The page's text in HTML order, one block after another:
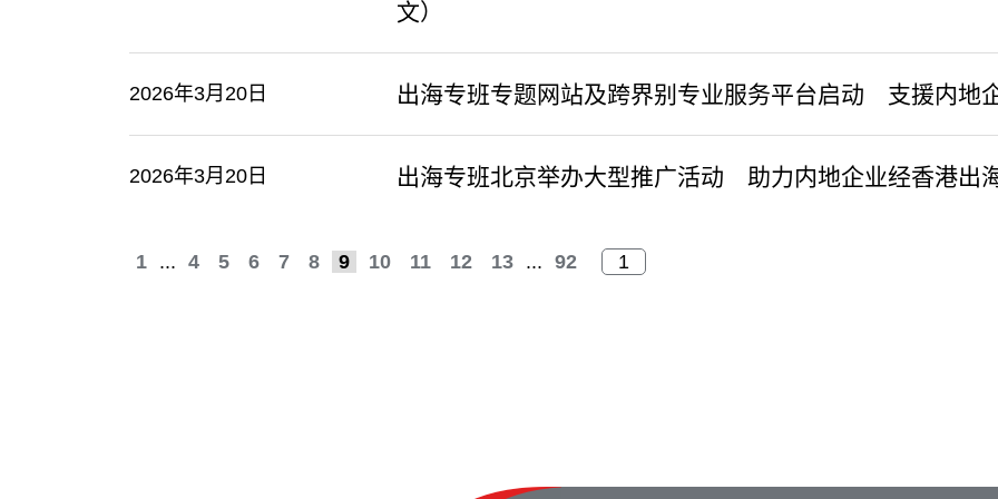
文）
2026年3月20日 出海专班专题网站及跨界别专业服务平台启动 支援内地
2026年3月20日 出海专班北京举办大型推广活动 助力内地企业经香港出
1 ... 4 5 6 7 8 9 10 11 12 13 ... 92